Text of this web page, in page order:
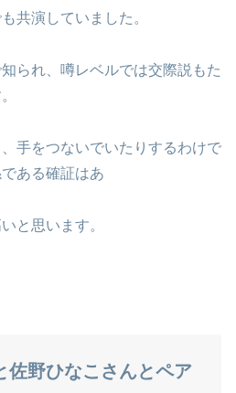
共演していました。
られ、噂レベルでは交際説もた
手をつないでいたりするわけで
ある確証はあ
と思います。
佐野ひなこさんとペア